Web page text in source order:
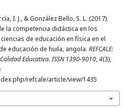
I. J., & González Bello, S. L. (2017).
la competencia didáctica en los
de educación en física en el
educación de huila, angola. REFCALE:
Educativa. ISSN 1390-9010,4(3),
refcale/article/view/1435